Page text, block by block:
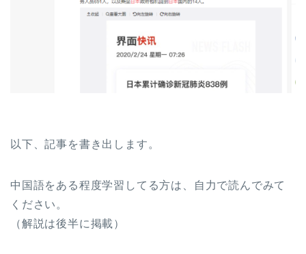
以下、記事を書き出します。
中国語をある程度学習してる方は、自力で読んでみて
ください。
（解説は後半に掲載）